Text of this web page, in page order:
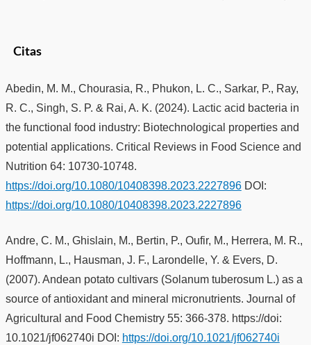
Citas
Abedin, M. M., Chourasia, R., Phukon, L. C., Sarkar, P., Ray,
R. C., Singh, S. P. & Rai, A. K. (2024). Lactic acid bacteria in
the functional food industry: Biotechnological properties and
potential applications. Critical Reviews in Food Science and
Nutrition 64: 10730-10748.
https://doi.org/10.1080/10408398.2023.2227896DOI:
https://doi.org/10.1080/10408398.2023.2227896
Andre, C. M., Ghislain, M., Bertin, P., Oufir, M., Herrera, M. R.,
Hoffmann, L., Hausman, J. F., Larondelle, Y. & Evers, D.
(2007). Andean potato cultivars (Solanum tuberosum L.) as a
source of antioxidant and mineral micronutrients. Journal of
Agricultural and Food Chemistry 55: 366-378. https://doi:
10.1021/jf062740i DOI: https://doi.org/10.1021/jf062740i